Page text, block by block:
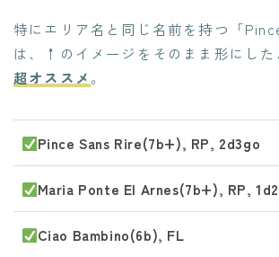
特にエリア名と同じ名前を持つ「
は、↑のイメージをそのまま形にした
超オススメ 。
Pince Sans Rire(7b+), RP, 2d3go
Maria Ponte El Arnes(7b+), RP,
Ciao Bambino(6b), FL